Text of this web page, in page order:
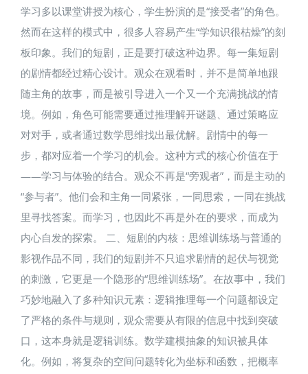
学习多以课堂讲授为核心，学生扮演的是“接受者”的角色。
然而在这样的模式中，很多人容易产生“学知识很枯燥”的刻
板印象。我们的短剧，正是要打破这种边界。每一集短剧
的剧情都经过精心设计。观众在观看时，并不是简单地跟
随主角的故事，而是被引导进入一个又一个充满挑战的情
境。例如，角色可能需要通过推理解开谜题、通过策略应
对对手，或者通过数学思维找出最优解。剧情中的每一
步，都对应着一个学习的机会。这种方式的核心价值在于
——学习与体验的结合。观众不再是“旁观者”，而是主动的
“参与者”。他们会和主角一同紧张，一同思索，一同在挑战
里寻找答案。而学习，也因此不再是外在的要求，而成为
内心自发的探索。 二、短剧的内核：思维训练场​与普通的
影视作品不同，我们的短剧并不只追求剧情的起伏与视觉
的刺激，它更是一个隐形的“思维训练场”。在故事中，我们
巧妙地融入了多种知识元素：逻辑推理每一个问题都设定
了严格的条件与规则，观众需要从有限的信息中找到突破
口，这本身就是逻辑训练。数学建模抽象的知识被具体
化。例如，将复杂的空间问题转化为坐标和函数，把概率